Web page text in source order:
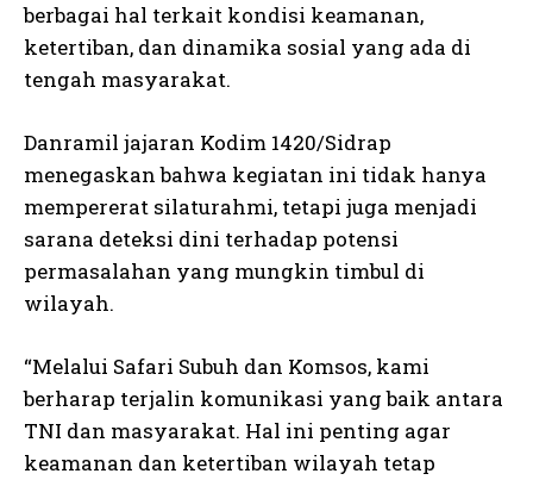
berbagai hal terkait kondisi keamanan,
ketertiban, dan dinamika sosial yang ada di
tengah masyarakat.
Danramil jajaran Kodim 1420/Sidrap
menegaskan bahwa kegiatan ini tidak hanya
mempererat silaturahmi, tetapi juga menjadi
sarana deteksi dini terhadap potensi
permasalahan yang mungkin timbul di
wilayah.
“Melalui Safari Subuh dan Komsos, kami
berharap terjalin komunikasi yang baik antara
TNI dan masyarakat. Hal ini penting agar
keamanan dan ketertiban wilayah tetap